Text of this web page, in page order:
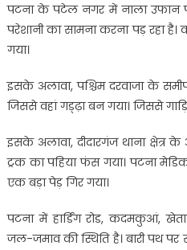
पटना के पटेल नगर में नाला उफान
परेशानी का सामना करना पड़ रहा है।
गया।
इसके अलावा, पश्चिम दरवाजा के
जिससे वहां गड्ढ़ा बन गया। जिससे
इसके अलावा, दीदारगंज थाना
ट्रक का पहिया फंस गया। पटना
एक बड़ा पेड़ गिर गया।
पटना में हार्डिंग रोड, कदमकुआं,
जल-जमाव की स्थिति है। बारी पथ